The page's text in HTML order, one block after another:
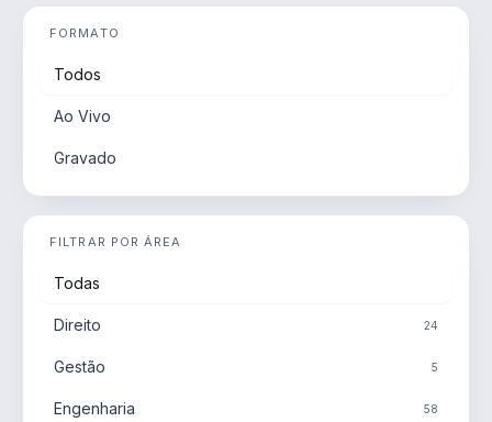
FORMATO
Todos
Ao Vivo
Gravado
FILTRAR POR ÁREA
Todas
Direito 24
Gestão 5
Engenharia 58